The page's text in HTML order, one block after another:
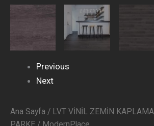
Previous
Next
Ana Sayfa / LVT VİNİL ZEMİN KAPLAMA
PARKE / ModernPlace